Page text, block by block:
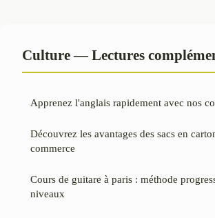
Culture — Lectures
Apprenez l'anglais rapidement avec nos
Découvrez les avantages des sacs en
commerce
Cours de guitare à paris : méthode
niveaux